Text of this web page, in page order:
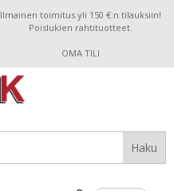
Ilmainen toimitus yli 150 €:n tilauksiin!
Poislukien rahtituotteet.
OMA TILI